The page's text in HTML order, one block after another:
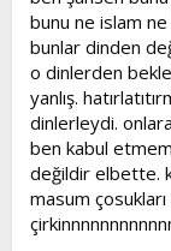
bunu ne islam
bunlar dinden
o dinlerden
yanlış.
dinlerleydi. onlara
ben kabul
değildir elbette.
masum